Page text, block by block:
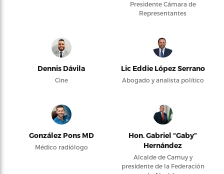
Presidente Cámara de
Representantes
Dennis Dávila
Cine
Lic Eddie López Serrano
Abogado y analista político
González Pons MD
Médico radiólogo
Hon. Gabriel “Gaby”
Hernández
Alcalde de Camuy y
presidente de la Federación